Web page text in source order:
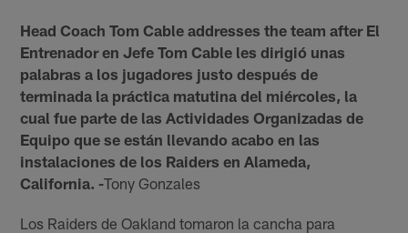
Head Coach Tom Cable addresses the team after El
Entrenador en Jefe Tom Cable les dirigió unas
palabras a los jugadores justo después de
terminada la práctica matutina del miércoles, la
cual fue parte de las Actividades Organizadas de
Equipo que se están llevando acabo en las
instalaciones de los Raiders en Alameda,
California. -Tony Gonzales
Los Raiders de Oakland tomaron la cancha para